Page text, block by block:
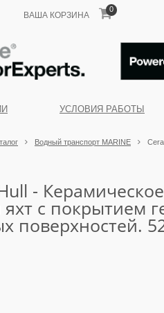
ВАША КОРЗИНА
0
УСЛОВИЯ РАБОТЫ
Водный транспорт MARINE
-
с покрытием
поверхностей.